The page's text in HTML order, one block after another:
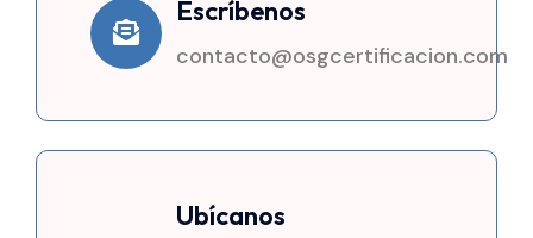
Escríbenos
contacto@osgcertificacion.com
Ubícanos